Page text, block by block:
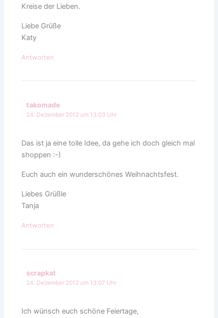
Kreise der Lieben.
Liebe Grüße
Katy
Antworten
takomade
24. Dezember 2012 um 13:03 Uhr
Das ist ja eine tolle Idee, da gehe ich doch gleich mal
shoppen :-)
Euch auch ein wunderschönes Weihnachtsfest.
Liebes Grüßle
Tanja
Antworten
scrapkat
24. Dezember 2012 um 13:07 Uhr
Ich wünsch euch schöne Feiertage,